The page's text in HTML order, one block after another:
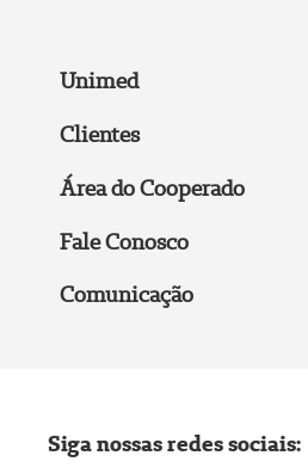
Unimed
Clientes
Área do Cooperado
Fale Conosco
Comunicação
Siga nossas redes sociais: